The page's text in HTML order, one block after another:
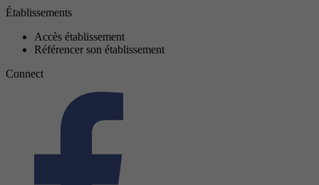
Établissements
Accès établissement
Référencer son établissement
Connect